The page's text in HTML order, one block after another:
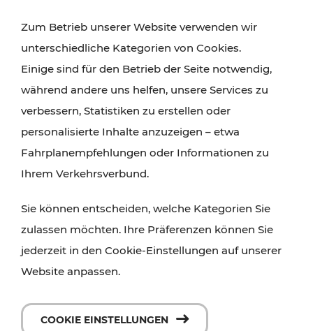
finden Sie hier im Überblick.
Zum Betrieb unserer Website verwenden wir
unterschiedliche Kategorien von Cookies.
Einige sind für den Betrieb der Seite notwendig,
während andere uns helfen, unsere Services zu
verbessern, Statistiken zu erstellen oder
personalisierte Inhalte anzuzeigen – etwa
Fahrplanempfehlungen oder Informationen zu
Ihrem Verkehrsverbund.
Sie können entscheiden, welche Kategorien Sie
zulassen möchten. Ihre Präferenzen können Sie
jederzeit in den Cookie-Einstellungen auf unserer
Website anpassen.
COOKIE EINSTELLUNGEN